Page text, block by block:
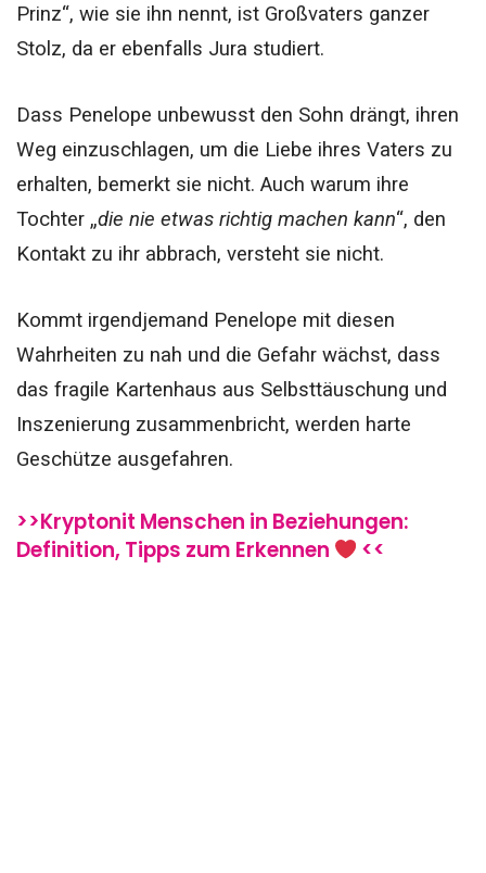
Prinz“, wie sie ihn nennt, ist Großvaters ganzer
Stolz, da er ebenfalls Jura studiert.
Dass Penelope unbewusst den Sohn drängt, ihren
Weg einzuschlagen, um die Liebe ihres Vaters zu
erhalten, bemerkt sie nicht. Auch warum ihre
Tochter „die nie etwas richtig machen kann“, den
Kontakt zu ihr abbrach, versteht sie nicht.
Kommt irgendjemand Penelope mit diesen
Wahrheiten zu nah und die Gefahr wächst, dass
das fragile Kartenhaus aus Selbsttäuschung und
Inszenierung zusammenbricht, werden harte
Geschütze ausgefahren.
>>Kryptonit Menschen in Beziehungen:
Definition, Tipps zum Erkennen
<<